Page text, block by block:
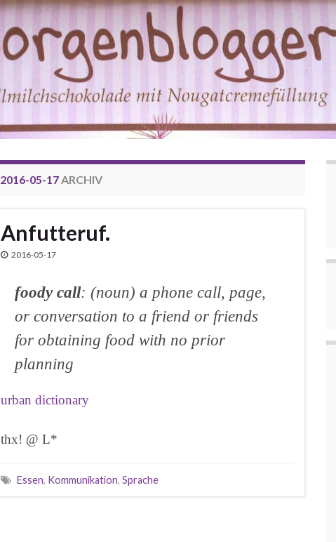
2016-05-17ARCHIV
Anfutteruf.
2016-05-17
foody call: (noun) a phone call, page,
or conversation to a friend or friends
for obtaining food with no prior
planning
urban dictionary
thx! @ L*
Essen, Kommunikation, Sprache